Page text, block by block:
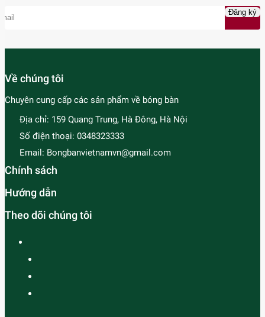
Đăng ký
Về chúng tôi
Chuyên cung cấp các sản phẩm về bóng bàn
Địa chỉ: 159 Quang Trung, Hà Đông, Hà Nội
Số điện thoại: 0348323333
Email: Bongbanvietnamvn@gmail.com
Chính sách
Hướng dẫn
Theo dõi chúng tôi